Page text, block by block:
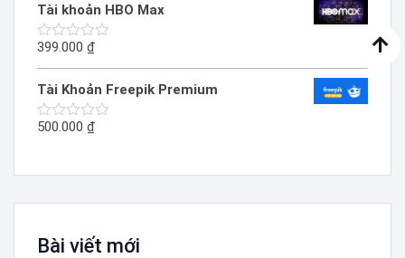
0
5
sao
Tài khoản HBO Max
Được
0
5
sao
399.000 ₫
Tài Khoản Freepik Premium
Được
500.000 ₫
Bài viết mới